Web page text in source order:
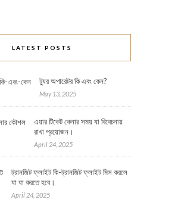
LATEST POSTS
ট্যুর অপারেটর কি এবং কেন?
May 13, 2025
এয়ার টিকেট কেনার সময় যা বিবেচনায়
রাখা প্রয়োজন।
April 24, 2025
ট্রানজিট ফ্লাইট কি-ট্রানজিট ফ্লাইট মিস করলে
যা যা করতে হবে।
April 24, 2025